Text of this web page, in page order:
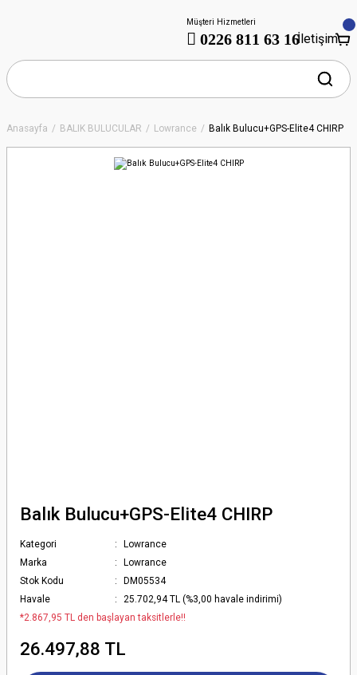
Müşteri Hizmetleri
0226 811 63 16İletişim
Anasayfa BALIK BULUCULAR Lowrance Balık Bulucu+GPS-Elite4 CHIRP
Balık Bulucu+GPS-Elite4 CHIRP
Kategori
Lowrance
Marka
Lowrance
Stok Kodu
DM05534
Havale
25.702,94 TL (%3,00 havale indirimi)
*2.867,95 TL den başlayan taksitlerle!!
26.497,88 TL